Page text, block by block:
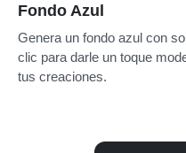
Fondo Azul
Genera un fondo azul con
clic para darle un toque
tus creaciones.